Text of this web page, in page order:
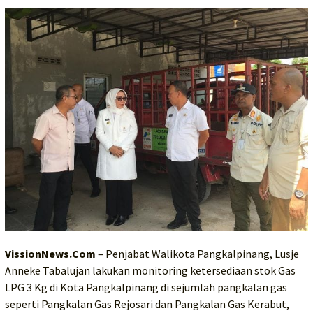
VissionNews.Com – Penjabat Walikota Pangkalpinang, Lusje
Anneke Tabalujan lakukan monitoring ketersediaan stok Gas
LPG 3 Kg di Kota Pangkalpinang di sejumlah pangkalan gas
seperti Pangkalan Gas Rejosari dan Pangkalan Gas Kerabut,